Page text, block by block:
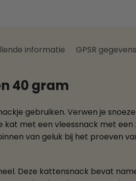
informatie GPSR gegevens
40 gram
gebruiken. Verwen je
met een vleessnack met
van geluk bij het proeven
Deze kattensnack bevat